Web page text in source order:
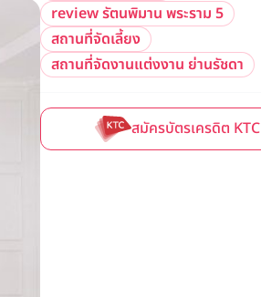
review รัตนพิมาน พระราม 5
สถานที่จัดเลี้ยง
สถานที่จัดงานแต่งงาน ย่านรัชดา
สมัครบัตรเครดิต KTC